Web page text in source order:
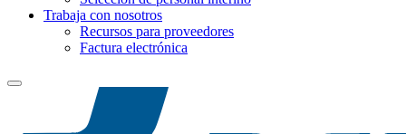
Trabaja con nosotros
Recursos para proveedores
Factura electrónica